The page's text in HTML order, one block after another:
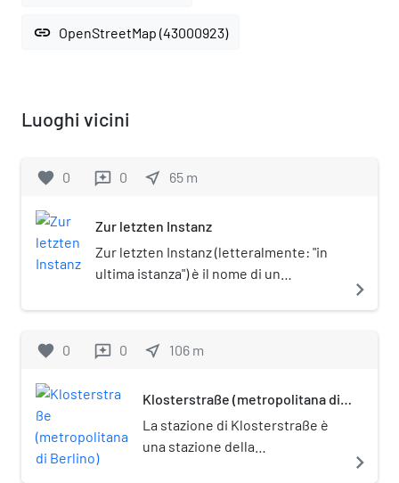
link OpenStreetMap (43000923)
Luoghi vicini
favorite 0 reviews 0 near_me 65 m
Zur letzten Instanz
Zur letzten Instanz (letteralmente: "in
ultima istanza") è il nome di un
quartiere di Mitte. L'esercizio, ospitato
monumentale (Denkmalschutz), si
basata sulla cucina tradizionale della
città e per il suo arredamento in stile
"vecchia Berlino".
navigate_next
favorite 0 reviews 0 near_me 106 m
Klosterstraße (metropolitana di
La stazione di Klosterstraße è
una stazione della
navigate_next